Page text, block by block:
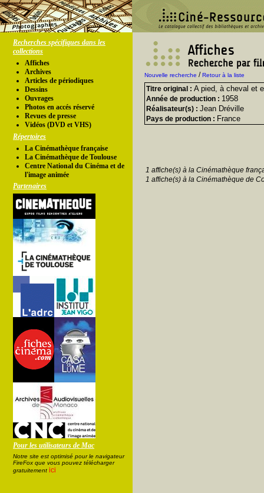
Recherches spécifiques dans les
collections
Affiches
Archives
Articles de périodiques
Dessins
Ouvrages
Photos en accés réservé
Revues de presse
Vidéos (DVD et VHS)
Répertoires
La Cinémathèque française
La Cinémathèque de Toulouse
Centre National du Cinéma et de
l'image animée
Partenaires
Pour les utilisateurs de Mac
Notre site est optimisé pour le navigateur
FireFox que vous pouvez télécharger
gratuitement ici
Nouvelle recherche /Retour à la liste
Titre original : A pied, à cheval et
Année de production : 1958
Réalisateur(s) : Jean Dréville
Pays de production : France
1 affiche(s) à la Cinémathèque
1 affiche(s) à la Cinémathèque de